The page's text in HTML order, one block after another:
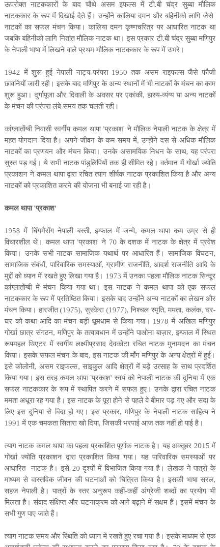
ऊपरोक्त नाटककारों के बाद चौथे असम इफल्स में टी.बी चंद्र सुब्बा मौलिक
नाटककार के रूप में दिखाई देते हैं। उन्होंने कालिया दमन और बहिनीको लागि जैसे
नाटकों का सफल मंचन किया। कालिया दमन कृष्णचरित्र पर आधारित नाटक था
जबकि बहिनीको लागि नितांत मौलिक नाटक था। इस प्रकार टी.बी चंद्र सुब्बा मणिपुर
के नेपाली भाषा में लिखने वाले प्रथम मौलिक नाटककार के रूप में उभरे।
1942 में शुरू हुई नेपाली नाट्य-परंपरा 1950तक असम राइफल्स जैसे फौजी
छावनियों जारी रही। इसके बाद मणिपुर के अन्य स्थानों में भी नाटकों के मंचन का काम
शुरू हुआ। दुर्गापूजा और दिवाली के अवसर पर एकांकी, हास्य-व्यंग्य या अन्य नाटकों
के मंचन की परंपरा लंबे समय तक चलती रही।
कांग्लातोंग्बी निवासी स्वर्गीय कमल थापा 'प्रकाश' ने मौलिक नेपाली नाटक के क्षेत्र में
महत योगदान दिया है। अपने जीवन के कम समय में, उन्होंने दस से अधिक मौलिक
नाटकों का प्रणयन और मंचन किया। उनके असामयिक निधन के साथ, यह परंपरा
सुस्त पड़ गई। ये सभी नाटक पांडुलिपियों तक ही सीमित रहे। वर्तमान में गोर्खा ज्योति
प्रकाशन ने कमल थापा द्वारा रचित त्याग शीर्षक नाटक प्रकाशित किया है और अन्य
नाटकों को प्रकाशित करने की योजना भी बनाई जा रही है।
कमल थापा 'प्रकाश'
1958में चिंगमैरोंग नेपाली बस्ती,इम्फाल में जन्मे, कमल थापा कम उम्र से ही
विचारशील थे। कमल थापा 'प्रकाश' ने 70 के दशक में नाटक के क्षेत्र में प्रवेश
किया। उनके सभी नाटक सामाजिक यथार्थ पर आधारित हैं। सामाजिक विघटन,
सामाजिक संबंधों, पारिवारिक समस्याओं,ग्रामीण राजनीति,आदर्श राजनीति आदि के
मुद्दों को ध्यान में रखते हुए लिखा गया है। 1973में उनका पहला मौलिक नाटक सिन्दूर
कांग्लातोंग्बी में मंचन किया गया था। इस नाटक ने कमल थापा को एक सफल
नाटककार के रूप में प्रतिष्ठित किया। इसके बाद उन्होंने अन्य नाटकों का लेखन और
मंचन किया। हारजीत(1975), सुस्केरा(1977),निश्चल स्मृति,ममता, कलंक,घर-
घर को कथा आदि का मंचन बड़ी धूमधाम से किया गया। 1978में अखिल मणिपुर
गोर्खा छात्र संगठन, मणिपुर के तत्वावधान में उन्होंने पाओना बाज़ार,इम्फाल में स्थित
रूपमहल थिएटर में स्वर्गीय लक्ष्मीप्रसाद देवकोटा रचित नाटक मुनामदन का मंचन
किया। इसके सफल मंचन के बाद, इस नाटक की माँग मणिपुर के अन्य क्षेत्रों में हुई।
इसे कोलोनी, असम राइफल्स,साइकुल आदि क्षेत्रों में बड़े उत्साह के साथ प्रदर्शित
किया गया। इस तरह कमल थापा 'प्रकाश'स्वयं को नेपाली नाटक की दुनिया में एक
सफल नाटककार के रूप में स्थापित करने में सफल हुए। उनके द्वारा रचित नाटक
ममता अधूरा रह गया है। इस नाटक के पूरा होने से पहले वे बीमार पड़ गए और सदा के
लिए इस दुनिया से विदा हो गए। इस प्रकार,मणिपुर के नेपाली नाटक साहित्य ने
1991 में एक चमकता सितारा खो दिया, जिसकी भरपाई आज तक नहीं हो पाई है।
त्याग नाटक कमल थापा का पहला प्रकाशित पूर्णांक नाटक है। यह अक्तूबर 2015में
गोर्खा ज्योति प्रकाशन द्वारा प्रकाशित किया गया। यह पारिवारिक समस्याओं पर
आधारित
नाटक है। इसे 20दृश्यों में विभाजित किया गया है। लेखक ने पात्रों के
माध्यम से वास्तविक जीवन की घटनाओं को चित्रित किया है। इसकी भाषा सरल,
सहज नेपाली है। पात्रों के स्तर अनुरूप कहीं-कहीं अंग्रेजी शब्दों का प्रयोग भी
मिलता है। संवाद संक्षिप्त और घटनाक्रम को आगे बढ़ाने में सक्षम हैं। इसमें मंचन के
सभी गुण पाए जाते हैं।
त्याग नाटक समय और स्थिति को ध्यान में रखते हुए रचा गया है। इसके माध्यम से एक